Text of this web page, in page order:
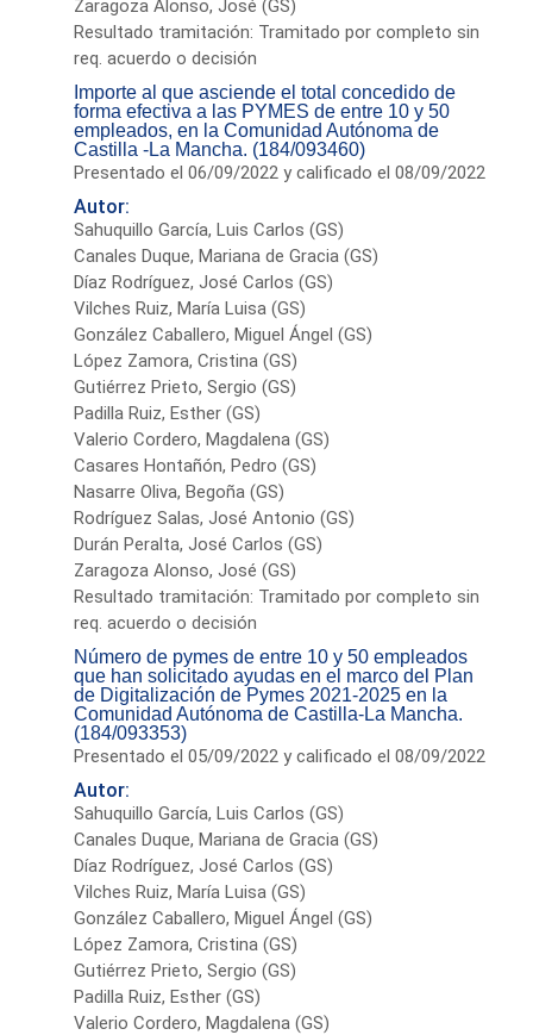
Zaragoza Alonso, José (GS)
Resultado tramitación: Tramitado por completo sin
req. acuerdo o decisión
Importe al que asciende el total concedido de
forma efectiva a las PYMES de entre 10 y 50
empleados, en la Comunidad Autónoma de
Castilla -La Mancha. (184/093460)
Presentado el 06/09/2022 y calificado el 08/09/2022
Autor:
Sahuquillo García, Luis Carlos (GS)
Canales Duque, Mariana de Gracia (GS)
Díaz Rodríguez, José Carlos (GS)
Vilches Ruiz, María Luisa (GS)
González Caballero, Miguel Ángel (GS)
López Zamora, Cristina (GS)
Gutiérrez Prieto, Sergio (GS)
Padilla Ruiz, Esther (GS)
Valerio Cordero, Magdalena (GS)
Casares Hontañón, Pedro (GS)
Nasarre Oliva, Begoña (GS)
Rodríguez Salas, José Antonio (GS)
Durán Peralta, José Carlos (GS)
Zaragoza Alonso, José (GS)
Resultado tramitación: Tramitado por completo sin
req. acuerdo o decisión
Número de pymes de entre 10 y 50 empleados
que han solicitado ayudas en el marco del Plan
de Digitalización de Pymes 2021-2025 en la
Comunidad Autónoma de Castilla-La Mancha.
(184/093353)
Presentado el 05/09/2022 y calificado el 08/09/2022
Autor:
Sahuquillo García, Luis Carlos (GS)
Canales Duque, Mariana de Gracia (GS)
Díaz Rodríguez, José Carlos (GS)
Vilches Ruiz, María Luisa (GS)
González Caballero, Miguel Ángel (GS)
López Zamora, Cristina (GS)
Gutiérrez Prieto, Sergio (GS)
Padilla Ruiz, Esther (GS)
Valerio Cordero, Magdalena (GS)